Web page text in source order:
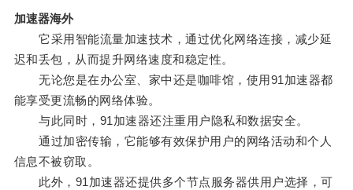
加速器海外
它采用智能流量加速技术，通过优化网络连接，减少延
迟和丢包，从而提升网络速度和稳定性。
无论您是在办公室、家中还是咖啡馆，使用91加速器都
能享受更流畅的网络体验。
与此同时，91加速器还注重用户隐私和数据安全。
通过加密传输，它能够有效保护用户的网络活动和个人
信息不被窃取。
此外，91加速器还提供多个节点服务器供用户选择，可